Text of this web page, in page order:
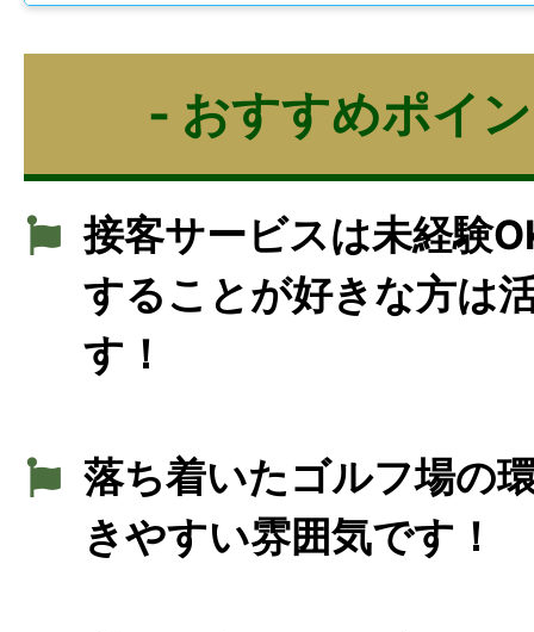
- おすすめポイ
接客サービスは未経験
することが好きな方は
す！
落ち着いたゴルフ場の
きやすい雰囲気です！